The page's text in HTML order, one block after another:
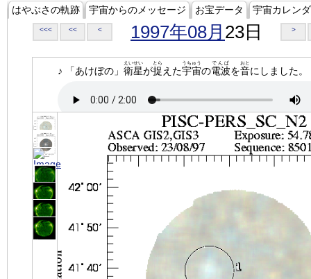
はやぶさの軌跡 宇宙からのメッセージ お宝データ 宇宙カレン
<<< << < 1997年08月 23日 >
♪ 「あけぼの」 衛星
えいせい
が捉
とら
えた宇宙
うちゅう
の電波
でんぱ
を音
おと
にしました。